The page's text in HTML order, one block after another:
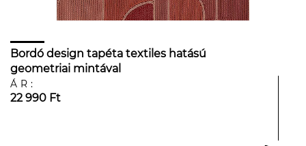
Bordó design tapéta textiles hatású
geometriai mintával
ÁR:
22 990 Ft